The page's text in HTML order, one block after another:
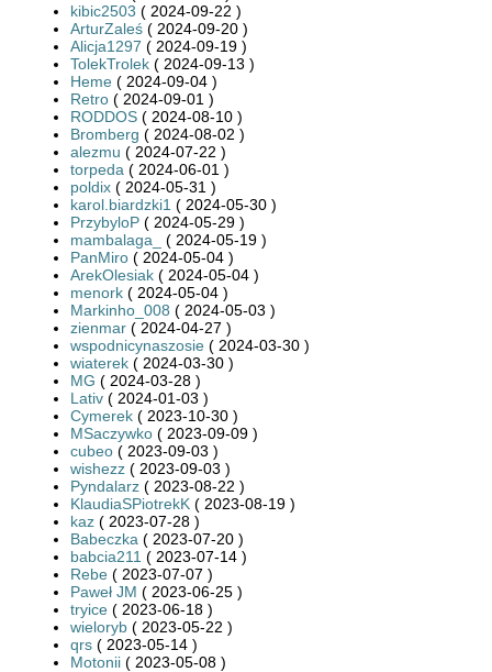
kibic2503 ( 2024-09-22 )
ArturZaleś ( 2024-09-20 )
Alicja1297 ( 2024-09-19 )
TolekTrolek ( 2024-09-13 )
Heme ( 2024-09-04 )
Retro ( 2024-09-01 )
RODDOS ( 2024-08-10 )
Bromberg ( 2024-08-02 )
alezmu ( 2024-07-22 )
torpeda ( 2024-06-01 )
poldix ( 2024-05-31 )
karol.biardzki1 ( 2024-05-30 )
PrzybyloP ( 2024-05-29 )
mambalaga_
( 2024-05-19 )
PanMiro ( 2024-05-04 )
ArekOlesiak ( 2024-05-04 )
menork ( 2024-05-04 )
Markinho_008 ( 2024-05-03 )
zienmar ( 2024-04-27 )
wspodnicynaszosie ( 2024-03-30 )
wiaterek ( 2024-03-30 )
MG ( 2024-03-28 )
Lativ ( 2024-01-03 )
Cymerek ( 2023-10-30 )
MSaczywko ( 2023-09-09 )
cubeo ( 2023-09-03 )
wishezz ( 2023-09-03 )
Pyndalarz ( 2023-08-22 )
KlaudiaSPiotrekK ( 2023-08-19 )
kaz ( 2023-07-28 )
Babeczka ( 2023-07-20 )
babcia211 ( 2023-07-14 )
Rebe ( 2023-07-07 )
Paweł JM ( 2023-06-25 )
tryice ( 2023-06-18 )
wieloryb ( 2023-05-22 )
qrs ( 2023-05-14 )
Motonii ( 2023-05-08 )